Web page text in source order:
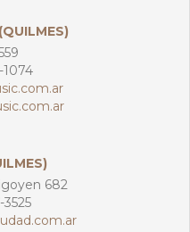
1074
682
3525